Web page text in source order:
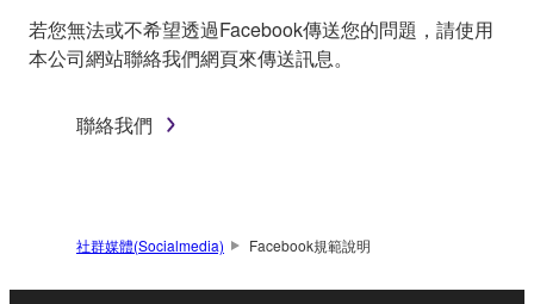
若您無法或不希望透過Facebook傳送您的問題，請使用
本公司網站聯絡我們網頁來傳送訊息。
聯絡我們
社群媒體(Socialmedia) Facebook規範說明